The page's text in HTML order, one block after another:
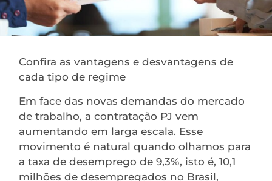
Confira as vantagens e desvantagens de
cada tipo de regime
Em face das novas demandas do mercado
de trabalho, a contratação PJ vem
aumentando em larga escala. Esse
movimento é natural quando olhamos para
a taxa de desemprego de 9,3%, isto é, 10,1
milhões de desempregados no Brasil,